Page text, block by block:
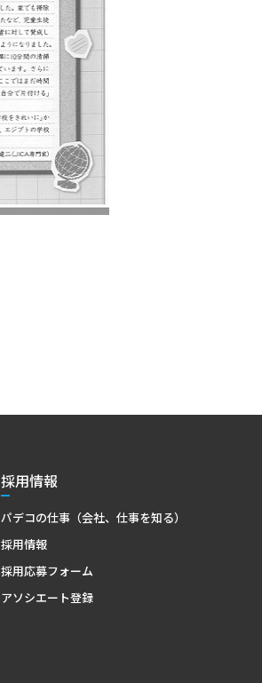
採用情報
パデコの仕事（会社、仕事を知る）
採用情報
採用応募フォーム
アソシエート登録